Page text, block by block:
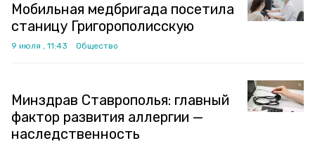
Мобильная медбригада посетила
станицу Григорополисскую
9 июля , 11:43 Общество
Минздрав Ставрополья: главный
фактор развития аллергии —
наследственность